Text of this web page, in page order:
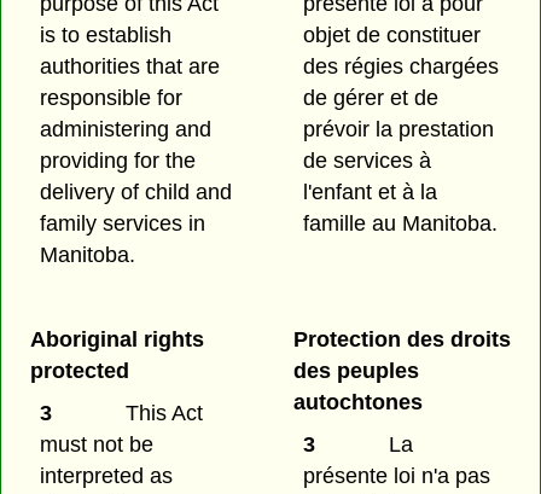
is to establish
authorities that are
responsible for
administering and
providing for the
delivery of child and
family services in
Manitoba.
objet de constituer
des régies chargées
de gérer et de
prévoir la prestation
de services à
l'enfant et à la
famille au Manitoba.
Aboriginal rights
protected
3
This Act
must not be
interpreted as
Protection des droits
des peuples
autochtones
3
La
présente loi n'a pas